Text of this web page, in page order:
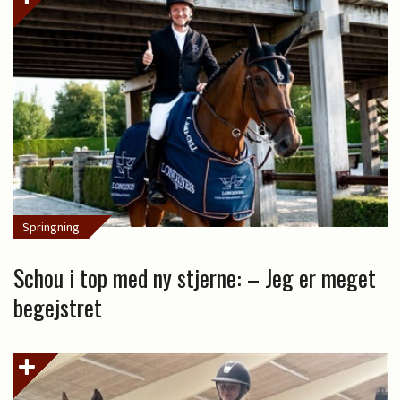
Springning
Schou i top med ny stjerne: – Jeg er meget
begejstret